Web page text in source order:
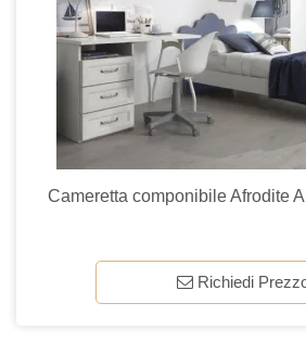
Cameretta componibile Afrodite
Richiedi